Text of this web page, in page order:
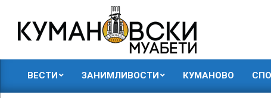
content
КУМАНОВСКИ
МУАБЕТИ
ВЕСТИ ЗАНИМЛИВОСТИ КУМАНОВО